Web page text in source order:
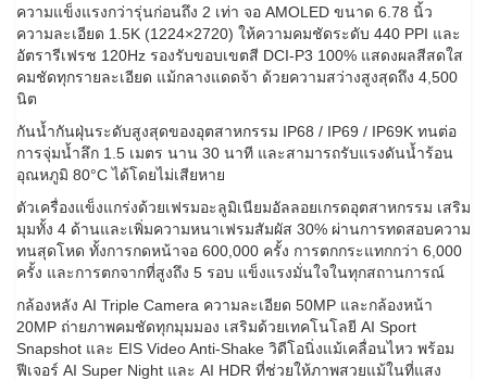
ความแข็งแรงกว่ารุ่นก่อนถึง 2 เท่า จอ AMOLED ขนาด 6.78 นิ้ว
ความละเอียด 1.5K (1224×2720) ให้ความคมชัดระดับ 440 PPI และ
อัตรารีเฟรช 120Hz รองรับขอบเขตสี DCI-P3 100% แสดงผลสีสดใส
คมชัดทุกรายละเอียด แม้กลางแดดจ้า ด้วยความสว่างสูงสุดถึง 4,500
นิต
กันน้ำกันฝุ่นระดับสูงสุดของอุตสาหกรรม IP68 / IP69 / IP69K ทนต่อ
การจุ่มน้ำลึก 1.5 เมตร นาน 30 นาที และสามารถรับแรงดันน้ำร้อน
อุณหภูมิ 80°C ได้โดยไม่เสียหาย
ตัวเครื่องแข็งแกร่งด้วยเฟรมอะลูมิเนียมอัลลอยเกรดอุตสาหกรรม เสริม
มุมทั้ง 4 ด้านและเพิ่มความหนาเฟรมสัมผัส 30% ผ่านการทดสอบความ
ทนสุดโหด ทั้งการกดหน้าจอ 600,000 ครั้ง การตกกระแทกกว่า 6,000
ครั้ง และการตกจากที่สูงถึง 5 รอบ แข็งแรงมั่นใจในทุกสถานการณ์
กล้องหลัง AI Triple Camera ความละเอียด 50MP และกล้องหน้า
20MP ถ่ายภาพคมชัดทุกมุมมอง เสริมด้วยเทคโนโลยี AI Sport
Snapshot และ EIS Video Anti-Shake วิดีโอนิ่งแม้เคลื่อนไหว พร้อม
ฟีเจอร์ AI Super Night และ AI HDR ที่ช่วยให้ภาพสวยแม้ในที่แสง